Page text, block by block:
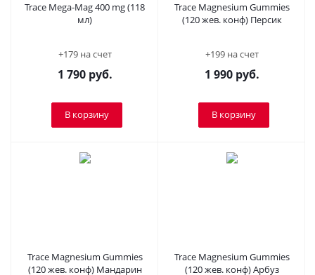
Trace Mega-Mag 400 mg (118
мл)
+179 на счет
1 790руб.
В корзину
Trace Magnesium Gummies
(120 жев. конф) Персик
+199 на счет
1 990руб.
В корзину
Trace Magnesium Gummies
(120 жев. конф) Мандарин
Trace Magnesium Gummies
(120 жев. конф) Арбуз